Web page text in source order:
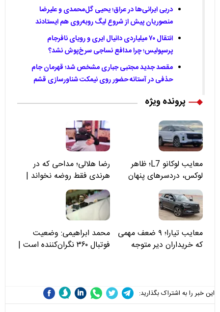
دربی ایرانی‌ها در عراق؛ یحیی گل‌محمدی و علیرضا
منصوریان پیش از شروع لیگ روبه‌روی هم ایستادند
انتقال ۷۰ میلیاردی دانیال ایری و رویای نافرجام
پرسپولیس؛ چرا مدافع نساجی سرخ‌پوش نشد؟
مقصد جدید مجتبی جباری مشخص شد؛ قهرمان جام
حذفی در آستانه حضور روی نیمکت شناورسازی قشم
پرونده ویژه
معایب لوکانو L7؛ ظاهر
لوکس، دردسرهای پنهان
رضا هلالی؛ مداحی که در
هرندی فقط روضه نخواند |
مسئولان «تکیه‌گاه آقا مرتضی
علی(ع)» را جدی‌تر ببینند
معایب تیارا؛ ۹ ضعف مهمی
که خریداران دیر متوجه
محمد ابراهیمی: وضعیت
فوتبال ۳۶۰ نگران‌کننده است |
این خبر را به اشتراک بگذارید: